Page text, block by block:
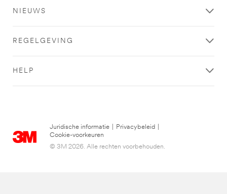
NIEUWS
REGELGEVING
HELP
Juridische informatie Privacybeleid
Cookie-voorkeuren
© 3M 2026. Alle rechten voorbehouden.